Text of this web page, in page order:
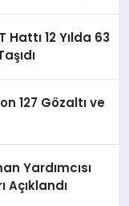
12 Yılda 63
127 Gözaltı ve
Yardımcısı
Açıklandı